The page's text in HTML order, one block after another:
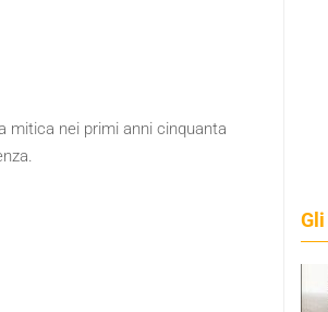
mitica nei primi anni cinquanta